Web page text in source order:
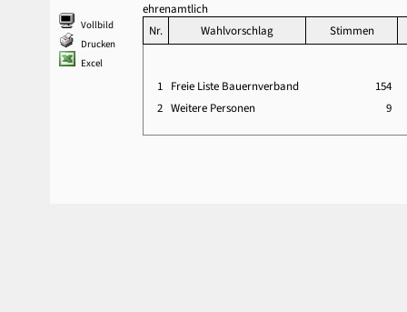
Vollbild
Drucken
Excel
ehrenamtlich
Nr.
Wahlvorschlag Stimmen
1 Freie Liste Bauernverband
154
2 Weitere Personen 9